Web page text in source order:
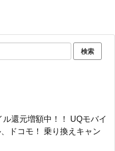
ル還元増額中！！ UQモバイ
ドコモ！ 乗り換えキャン